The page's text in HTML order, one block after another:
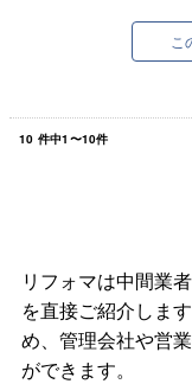
こ
10 件中1 〜10件
リフォマは中間業
を直接ご紹介しま
め、管理会社や営
ができます。